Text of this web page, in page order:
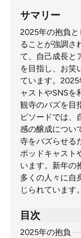
サマリー
2025年の抱負
ることが強調さ
て、自己成長と
を目指し、お笑
ています。
ャストやSNSを
観寺のバズを目
ピソードでは、
感の醸成につい
寺をバズらせる
ポッドキャスト
います。新年の
多くの人々に自
じられています。
目次
2025年の抱負